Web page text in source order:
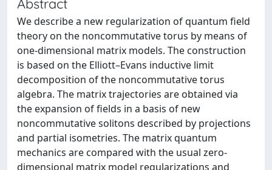
Abstract
We describe a new regularization of quantum field
theory on the noncommutative torus by means of
one-dimensional matrix models. The construction
is based on the Elliott–Evans inductive limit
decomposition of the noncommutative torus
algebra. The matrix trajectories are obtained via
the expansion of fields in a basis of new
noncommutative solitons described by projections
and partial isometries. The matrix quantum
mechanics are compared with the usual zero-
dimensional matrix model regularizations and